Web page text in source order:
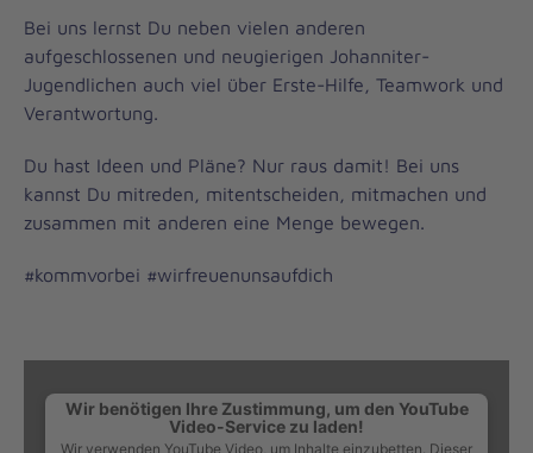
Bei uns lernst Du neben vielen anderen
aufgeschlossenen und neugierigen Johanniter-
Jugendlichen auch viel über Erste-Hilfe, Teamwork und
Verantwortung.
Du hast Ideen und Pläne? Nur raus damit! Bei uns
kannst Du mitreden, mitentscheiden, mitmachen und
zusammen mit anderen eine Menge bewegen.
#kommvorbei #wirfreuenunsaufdich
Wir benötigen Ihre Zustimmung, um den YouTube
Video-Service zu laden!
Wir verwenden YouTube Video, um Inhalte einzubetten. Dieser